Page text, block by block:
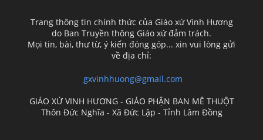
Trang thông tin chính thức của Giáo xứ Vinh Hương
do Ban Truyền thông Giáo xứ đảm trách.
Mọi tin, bài, thư từ, ý kiến đóng góp... xin vui lòng gửi
về địa chỉ:
gxvinhhuong@gmail.com
GIÁO XỨ VINH HƯƠNG - GIÁO PHẬN BAN MÊ THUỘT
Thôn Đức Nghĩa - Xã Đức Lập - Tỉnh Lâm Đồng